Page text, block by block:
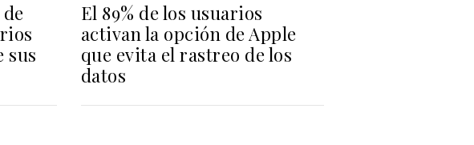
sus
El 89% de los usuarios
activan la opción de Apple
que evita el rastreo de los
datos